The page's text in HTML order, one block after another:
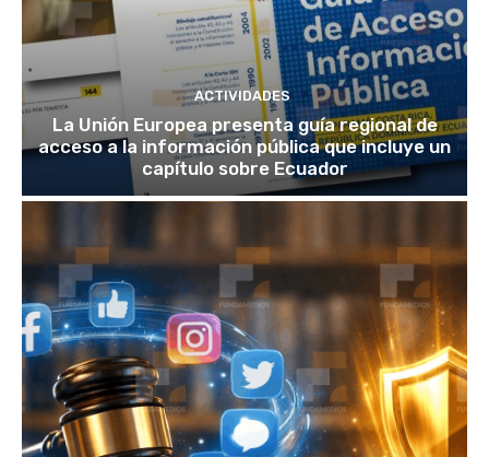
ACTIVIDADES
La Unión Europea presenta guía regional de
acceso a la información pública que incluye un
capítulo sobre Ecuador